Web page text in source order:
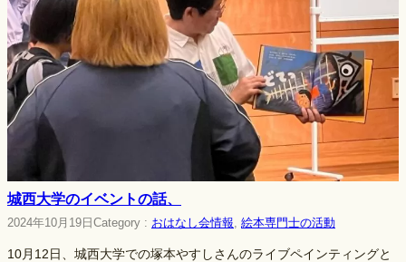
城西大学のイベントの話、
2024年10月19日 Category : おはなし会情報, 絵本専門士の活動
10月12日、城西大学での塚本やすしさんのライブペインティングと